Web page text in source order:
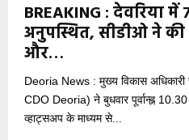
BREAKING : देवरिया में
अनुपस्थित, सीडीओ ने की
और…
Deoria News : मुख्य विकास
CDO Deoria) ने बुधवार पूर्वान्ह्न
व्हाट्सअप के माध्यम से...